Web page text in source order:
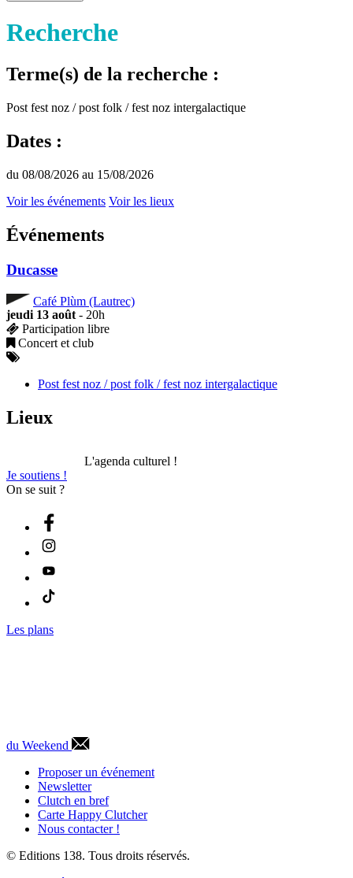
Recherche
Terme(s) de la recherche :
Post fest noz / post folk / fest noz intergalactique
Dates :
du 08/08/2026 au 15/08/2026
Voir les événements Voir les lieux
Événements
Ducasse
Café Plùm (Lautrec)
jeudi 13 août - 20h
Participation libre
Concert et club
Post fest noz / post folk / fest noz intergalactique
Lieux
L'agenda culturel !
Je soutiens !
On se suit ?
Les plans
du Weekend
Proposer un événement
Newsletter
Clutch en bref
Carte Happy Clutcher
Nous contacter !
© Editions 138. Tous droits réservés.